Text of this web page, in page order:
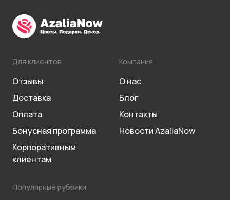
Для клиентов
Отзывы
Доставка
Оплата
Бонусная программа
Корпоративным
клиентам
Компания
О нас
Блог
Контакты
Новости AzaliaNow
Популярные рубрики